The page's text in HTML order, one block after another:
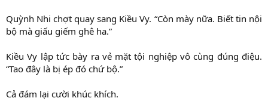
Quỳnh Nhi chợt quay sang Kiều Vy. “Còn mày nữa. Biết tin nội
bộ mà giấu giếm ghê ha.”
Kiều Vy lập tức bày ra vẻ mặt tội nghiệp vô cùng đúng điệu.
“Tao đây là bị ép đó chứ bộ.”
Cả đám lại cười khúc khích.